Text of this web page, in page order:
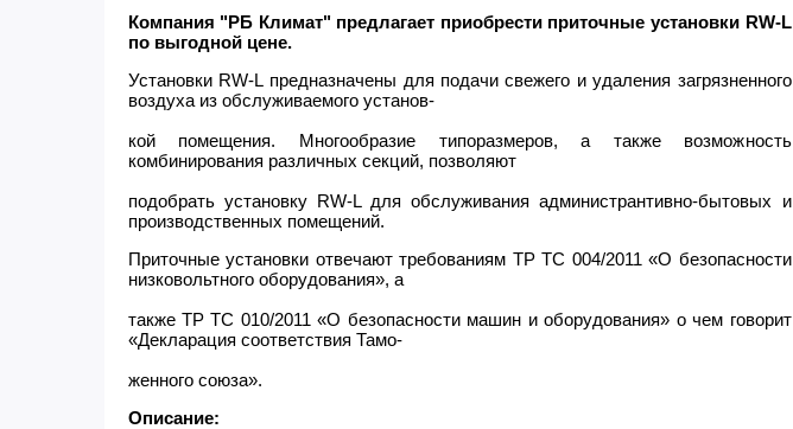
Компания "РБ Климат" предлагает приобрести приточные установки RW-L
по выгодной цене.
Установки RW-L предназначены для подачи свежего и удаления загрязненного
воздуха из обслуживаемого установ-
кой помещения. Многообразие типоразмеров, а также возможность
комбинирования различных секций, позволяют
подобрать установку RW-L для обслуживания администрантивно-бытовых и
производственных помещений.
Приточные установки отвечают требованиям ТР ТС 004/2011 «О безопасности
низковольтного оборудования», а
также ТР ТС 010/2011 «О безопасности машин и оборудования» о чем говорит
«Декларация соответствия Тамо-
женного союза».
Описание: